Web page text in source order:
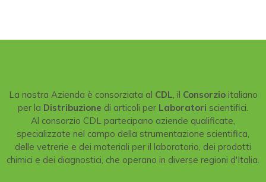
La nostra Azienda è consorziata al CDL , il Consorzioitaliano
per la Distribuzione di articoli per Laboratori scientifici.
Al consorzio CDL partecipano aziende qualificate,
specializzate nel campo della strumentazione scientifica,
delle vetrerie e dei materiali per il laboratorio, dei prodotti
chimici e dei diagnostici, che operano in diverse regioni d'Italia.